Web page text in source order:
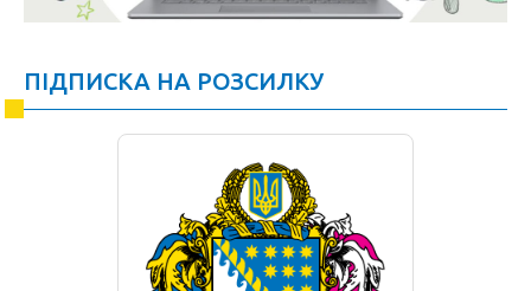
ПІДПИСКА НА РОЗСИЛКУ